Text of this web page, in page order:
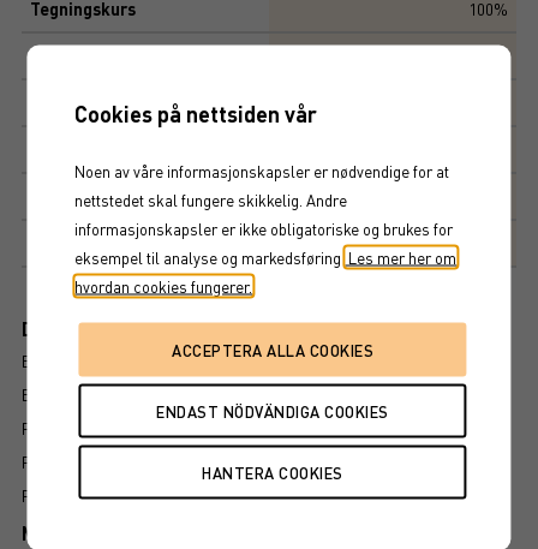
Tegningskurs 100%
Kapitalbeskyttelse 0%
Avkastningsfaktor
Kupongdetaljer
Markedsplass NASDAQ STOCKHOLM AB
Dokument
BROSJYRE
ENDELIGE VILKÅR
PROSPEKT
FAKTABLAD
FÖRFALLOVILLKOR
Mer information om produkten
Cookies på nettsiden vår
Noen av våre informasjonskapsler er nødvendige for at
nettstedet skal fungere skikkelig. Andre
informasjonskapsler er ikke obligatoriske og brukes for
eksempel til analyse og markedsføring. Les mer her om
hvordan cookies fungerer.